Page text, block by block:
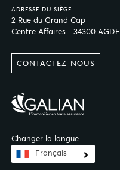
ADRESSE DU SIÈGE
2 Rue du Grand Cap
Centre Affaires - 34300 AGDE
CONTACTEZ-NOUS
Changer la langue
Français